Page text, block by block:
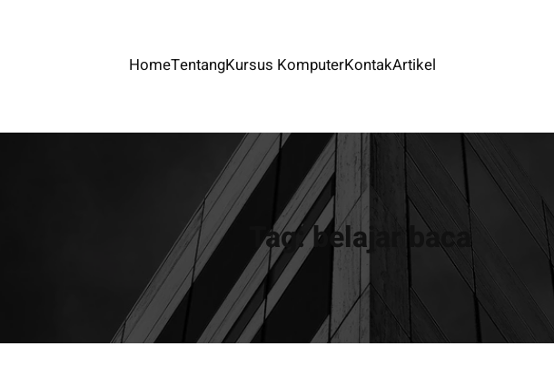
HomeTentangKursus KomputerKontakArtikel
Tag:belajar baca